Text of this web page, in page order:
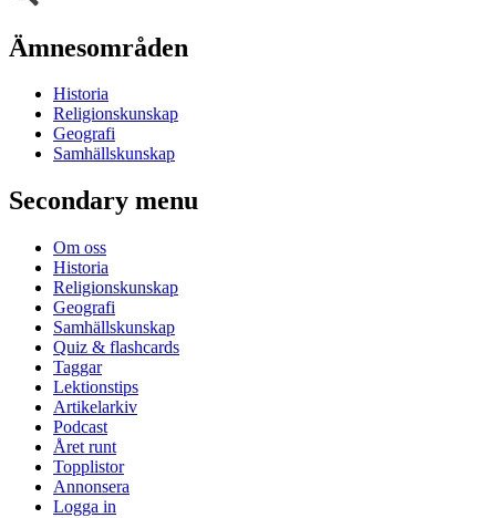
Ämnesområden
Historia
Religionskunskap
Geografi
Samhällskunskap
Secondary menu
Om oss
Historia
Religionskunskap
Geografi
Samhällskunskap
Quiz & flashcards
Taggar
Lektionstips
Artikelarkiv
Podcast
Året runt
Topplistor
Annonsera
Logga in